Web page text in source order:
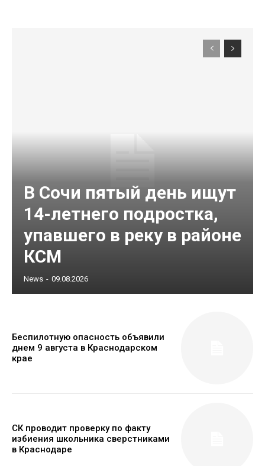
В Сочи пятый день ищут
14-летнего подростка,
упавшего в реку в районе
КСМ
News - 09.08.2026
Беспилотную опасность объявили
днем 9 августа в Краснодарском
крае
СК проводит проверку по факту
избиения школьника сверстниками
в Краснодаре